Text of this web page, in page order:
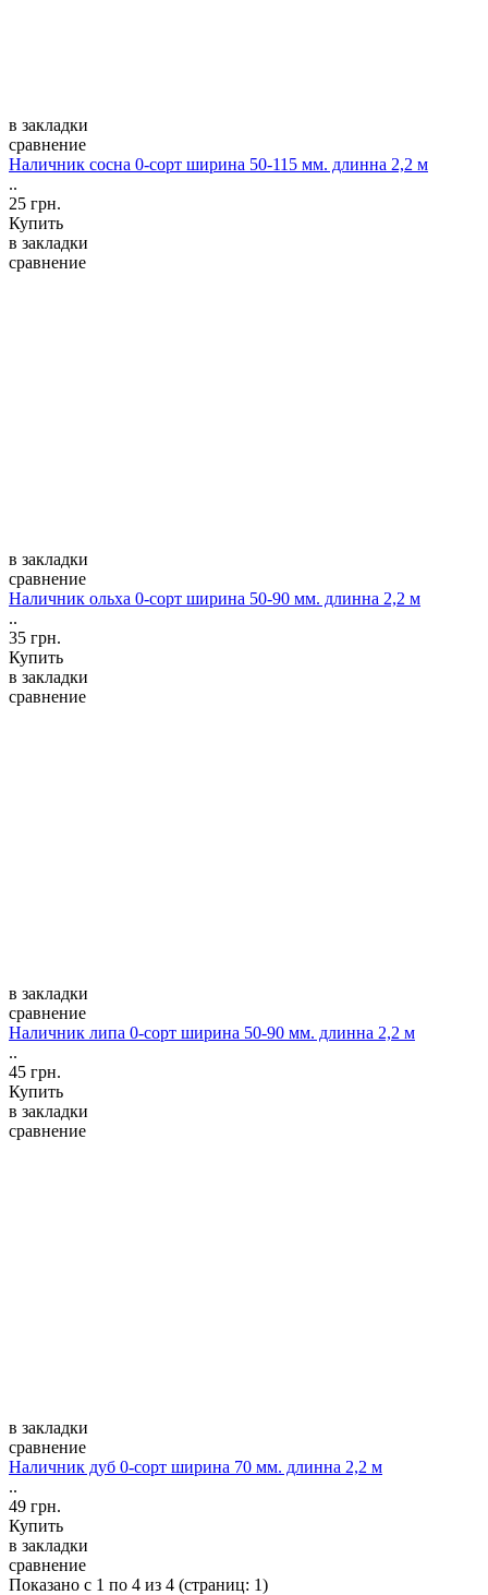
в закладки
сравнение
Наличник сосна 0-сорт ширина 50-115 мм. длинна 2,2 м
..
25 грн.
Купить
в закладки
сравнение
в закладки
сравнение
Наличник ольха 0-сорт ширина 50-90 мм. длинна 2,2 м
..
35 грн.
Купить
в закладки
сравнение
в закладки
сравнение
Наличник липа 0-сорт ширина 50-90 мм. длинна 2,2 м
..
45 грн.
Купить
в закладки
сравнение
в закладки
сравнение
Наличник дуб 0-сорт ширина 70 мм. длинна 2,2 м
..
49 грн.
Купить
в закладки
сравнение
Показано с 1 по 4 из 4 (страниц: 1)